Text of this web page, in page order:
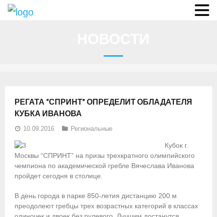
О гребле
- Дисциплины гребного спорта
- История гребли
- Президиум
Регламенты и результаты
РЕГАТА “СПРИНТ” ОПРЕДЕЛИТ ОБЛАДАТЕЛЯ
КУБКА ИВАНОВА
10.09.2016 Региональные
Кубок г.
Москвы “СПРИНТ” на призы трехкратного олимпийского
чемпиона по академической гребле Вячеслава Иванова
пройдет сегодня в столице.
В день города в парке 850-летия дистанцию 200 м
преодолеют гребцы трех возрастных категорий в классах